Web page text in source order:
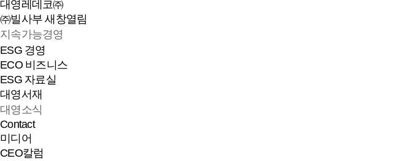
대영레데코㈜
㈜빌사부새창열림
지속가능경영
ESG 경영
ECO 비즈니스
ESG 자료실
대영서재
대영소식
Contact
미디어
CEO칼럼